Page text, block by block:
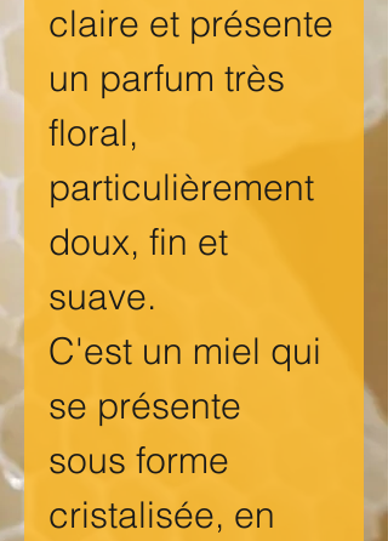
claire et présente
un parfum très
floral,
particulièrement
doux, fin et
suave.
C'est un miel qui
se présente
sous forme
cristalisée, en